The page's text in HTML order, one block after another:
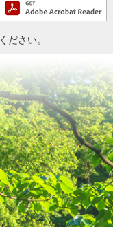
ください。